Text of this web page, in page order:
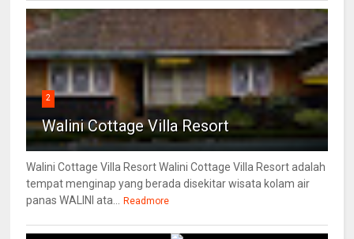
2
Walini Cottage Villa Resort
Walini Cottage Villa Resort Walini Cottage Villa Resort adalah
tempat menginap yang berada disekitar wisata kolam air
panas WALINI ata...
Readmore